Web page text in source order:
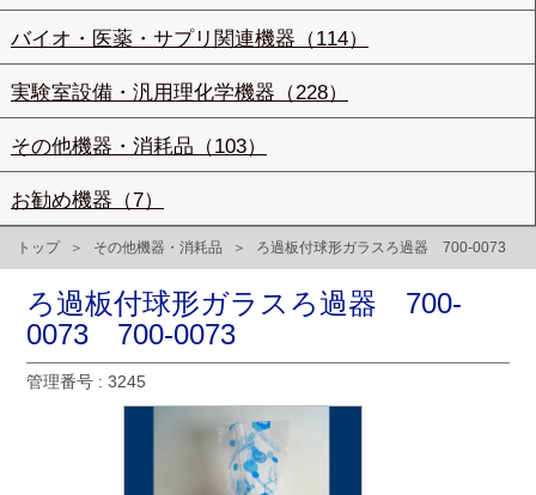
バイオ・医薬・サプリ関連機器（114）
実験室設備・汎用理化学機器（228）
その他機器・消耗品（103）
お勧め機器（7）
トップ その他機器・消耗品 ろ過板付球形ガラスろ過器 700-0073
ろ過板付球形ガラスろ過器 700-
0073 700-0073
管理番号 : 3245